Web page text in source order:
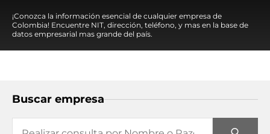
¡Conozca la información esencial de cualquier empresa de
Colombia! Encuentre NIT, dirección, teléfono, y mas en la base de
datos empresarial mas grande del país.
Buscar empresa